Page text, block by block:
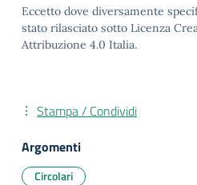
Eccetto dove diversamente
stato rilasciato sotto Licenza
Attribuzione 4.0 Italia.
Stampa / Condividi
Argomenti
Circolari